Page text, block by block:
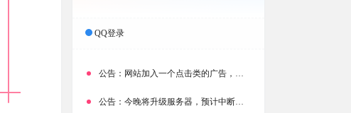
QQ登录
公告： 网站加入一个点击类的广告，大家点击下载按钮需要注意
公告： 今晚将升级服务器，预计中断时常为1分钟